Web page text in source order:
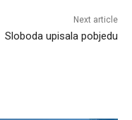
Next article
Sloboda upisala pobjedu